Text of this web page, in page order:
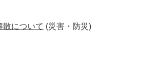
散について (災害・防災)